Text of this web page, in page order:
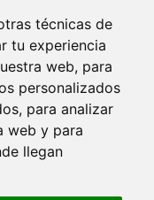
técnicas de
tu experiencia
web, para
personalizados
para analizar
web y para
llegan
técnicas de
tu experiencia
web, para
personalizados
para analizar
web y para
llegan